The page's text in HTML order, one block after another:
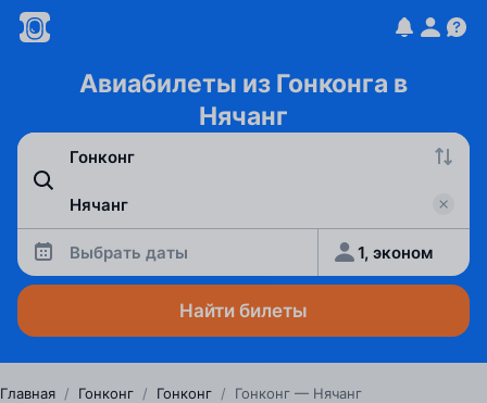
Авиабилеты из Гонконга в
Нячанг
Выбрать даты 1, эконом
Найти билеты
Главная / Гонконг / Гонконг / Гонконг — Нячанг